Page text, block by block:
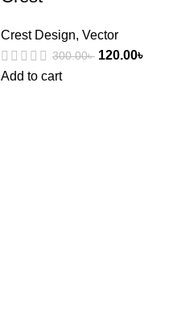
Crest Design, Vector
300.00৳ 120.00৳
Add to cart